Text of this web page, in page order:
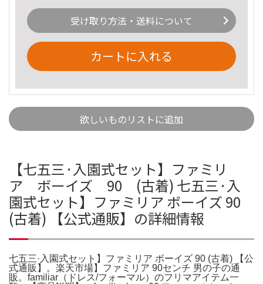
受け取り方法・送料について
カートに入れる
欲しいものリストに追加
【七五三·入園式セット】ファミリ
ア ボーイズ 90 (古着) 七五三·入
園式セット】ファミリア ボーイズ 90
(古着) 【公式通販】の詳細情報
七五三·入園式セット】ファミリア ボーイズ 90 (古着) 【公
式通販】。楽天市場】ファミリア 90センチ 男の子の通
販。familiar（ドレス/フォーマル）のフリマアイテム一